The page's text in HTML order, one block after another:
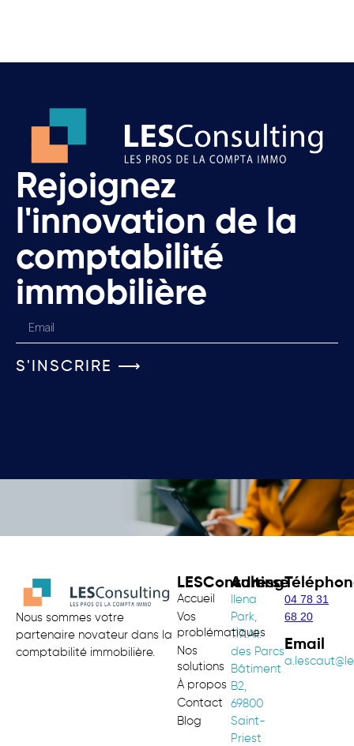
Rejoignez
l'innovation de la
comptabilité
immobilière
S'INSCRIRE ⟶
Nous sommes votre
partenaire novateur dans la
comptabilité immobilière.
LESConsulting
Accueil
Vos
problématiques
Nos
solutions
À propos
Contact
Blog
Adresse
Ilena
Park,
117 All.
des Parcs
Bâtiment
B2,
69800
Saint-
Priest
04 78 31
68 20
Email